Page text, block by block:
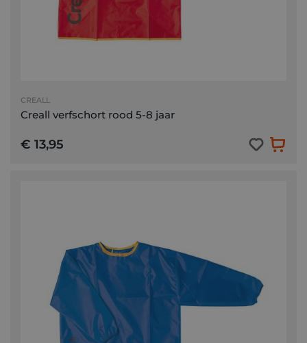
CREALL
Creall verfschort rood 5-8 jaar
€ 13,95